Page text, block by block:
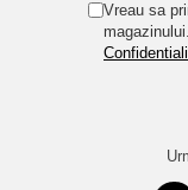
Vreau sa